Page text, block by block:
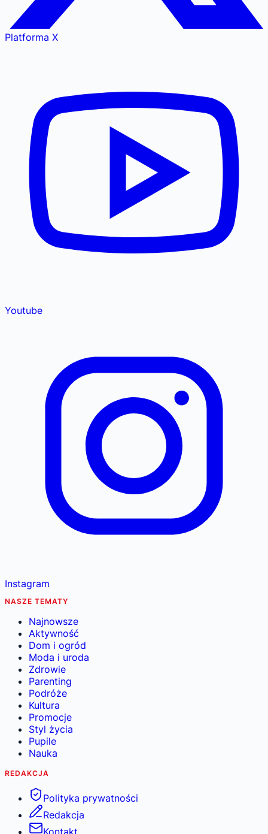
Platforma X
Youtube
Instagram
NASZE TEMATY
Najnowsze
Aktywność
Dom i ogród
Moda i uroda
Zdrowie
Parenting
Podróże
Kultura
Promocje
Styl życia
Pupile
Nauka
REDAKCJA
Polityka prywatności
Redakcja